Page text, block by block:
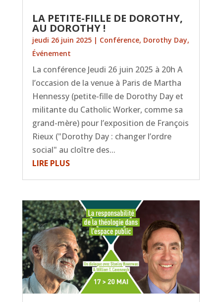
LA PETITE-FILLE DE DOROTHY,
AU DOROTHY !
jeudi 26 juin 2025| Conférence, Dorothy Day,
Événement
La conférence Jeudi 26 juin 2025 à 20h A
l’occasion de la venue à Paris de Martha
Hennessy (petite-fille de Dorothy Day et
militante du Catholic Worker, comme sa
grand-mère) pour l’exposition de François
Rieux ("Dorothy Day : changer l’ordre
social" au cloître des...
LIRE PLUS